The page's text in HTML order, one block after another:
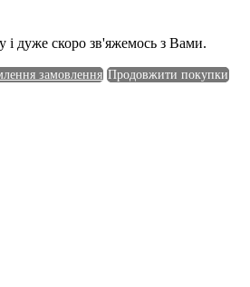
дуже скоро зв'яжемось з Вами.
замовлення Продовжити покупки